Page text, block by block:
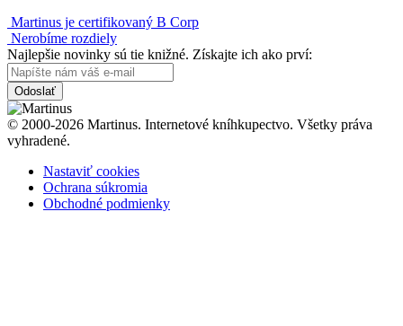
Martinus je certifikovaný B Corp
Nerobíme rozdiely
Najlepšie novinky sú tie knižné. Získajte ich ako prví:
Odoslať
© 2000-2026 Martinus. Internetové kníhkupectvo. Všetky práva
vyhradené.
Nastaviť cookies
Ochrana súkromia
Obchodné podmienky